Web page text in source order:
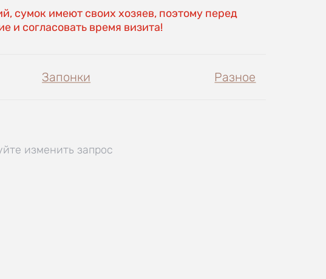
сумок имеют своих хозяев, поэтому перед
и согласовать время визита!
Запонки Разное
изменить запрос